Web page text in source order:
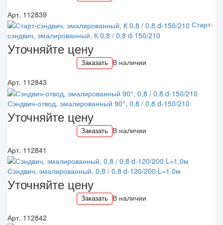
Арт. 112839
Старт-
сэндвич, эмалированный, К 0,8 / 0,8 d-150/210
Уточняйте цену
Заказать В наличии
Арт. 112843
Сэндвич-отвод, эмалированный 90°, 0,8 / 0,8 d-150/210
Уточняйте цену
Заказать В наличии
Арт. 112841
Сэндвич, эмалированный, 0,8 / 0,8 d-120/200 L=1,0м
Уточняйте цену
Заказать В наличии
Арт. 112842